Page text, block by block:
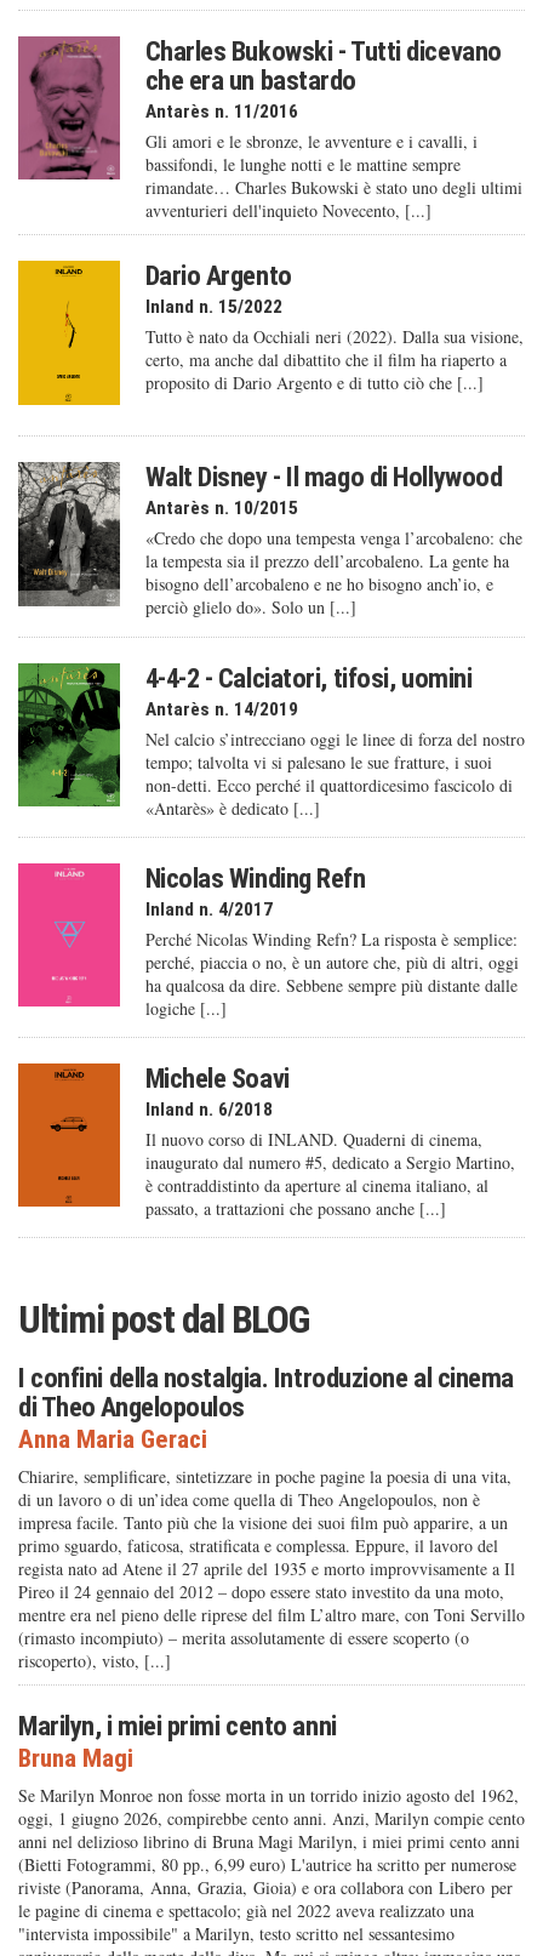
Charles Bukowski - Tutti dicevano
che era un bastardo
Antarès n. 11/2016
Gli amori e le sbronze, le avventure e i cavalli, i
bassifondi, le lunghe notti e le mattine sempre
rimandate… Charles Bukowski è stato uno degli ultimi
avventurieri dell'inquieto Novecento, [...]
Dario Argento
Inland n. 15/2022
Tutto è nato da Occhiali neri (2022). Dalla sua visione,
certo, ma anche dal dibattito che il film ha riaperto a
proposito di Dario Argento e di tutto ciò che [...]
Walt Disney - Il mago di Hollywood
Antarès n. 10/2015
«Credo che dopo una tempesta venga l’arcobaleno: che
la tempesta sia il prezzo dell’arcobaleno. La gente ha
bisogno dell’arcobaleno e ne ho bisogno anch’io, e
perciò glielo do». Solo un [...]
4-4-2 - Calciatori, tifosi, uomini
Antarès n. 14/2019
Nel calcio s’intrecciano oggi le linee di forza del nostro
tempo; talvolta vi si palesano le sue fratture, i suoi
non-detti. Ecco perché il quattordicesimo fascicolo di
«Antarès» è dedicato [...]
Nicolas Winding Refn
Inland n. 4/2017
Perché Nicolas Winding Refn? La risposta è semplice:
perché, piaccia o no, è un autore che, più di altri, oggi
ha qualcosa da dire. Sebbene sempre più distante dalle
logiche [...]
Michele Soavi
Inland n. 6/2018
Il nuovo corso di INLAND. Quaderni di cinema,
inaugurato dal numero #5, dedicato a Sergio Martino,
è contraddistinto da aperture al cinema italiano, al
passato, a trattazioni che possano anche [...]
Ultimi post dal BLOG
I confini della nostalgia. Introduzione al cinema
di Theo Angelopoulos
Anna Maria Geraci
Chiarire, semplificare, sintetizzare in poche pagine la poesia di una vita,
di un lavoro o di un’idea come quella di Theo Angelopoulos, non è
impresa facile. Tanto più che la visione dei suoi film può apparire, a un
primo sguardo, faticosa, stratificata e complessa. Eppure, il lavoro del
regista nato ad Atene il 27 aprile del 1935 e morto improvvisamente a Il
Pireo il 24 gennaio del 2012 – dopo essere stato investito da una moto,
mentre era nel pieno delle riprese del film L’altro mare, con Toni Servillo
(rimasto incompiuto) – merita assolutamente di essere scoperto (o
riscoperto), visto, [...]
Marilyn, i miei primi cento anni
Bruna Magi
Se Marilyn Monroe non fosse morta in un torrido inizio agosto del 1962,
oggi, 1 giugno 2026, compirebbe cento anni. Anzi, Marilyn compie cento
anni nel delizioso librino di Bruna Magi Marilyn, i miei primi cento anni
(Bietti Fotogrammi, 80 pp., 6,99 euro) L'autrice ha scritto per numerose
riviste (Panorama, Anna, Grazia, Gioia) e ora collabora con Libero per
le pagine di cinema e spettacolo; già nel 2022 aveva realizzato una
"intervista impossibile" a Marilyn, testo scritto nel sessantesimo